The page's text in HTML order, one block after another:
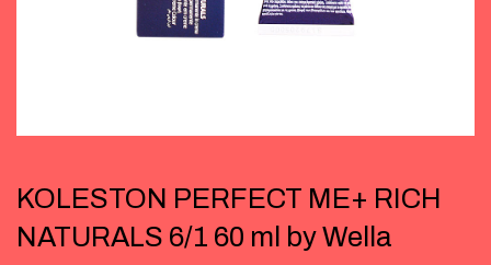
KOLESTON PERFECT ME+ RICH
NATURALS 6/1 60 ml by Wella